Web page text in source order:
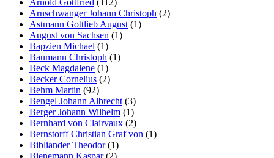
Arnold Gottfried (112)
Arnschwanger Johann Christoph (2)
Astmann Gottlieb August (1)
August von Sachsen (1)
Bapzien Michael (1)
Baumann Christoph (1)
Beck Magdalene (1)
Becker Cornelius (2)
Behm Martin (92)
Bengel Johann Albrecht (3)
Berger Johann Wilhelm (1)
Bernhard von Clairvaux (2)
Bernstorff Christian Graf von (1)
Bibliander Theodor(1)
Bienemann Kaspar(2)